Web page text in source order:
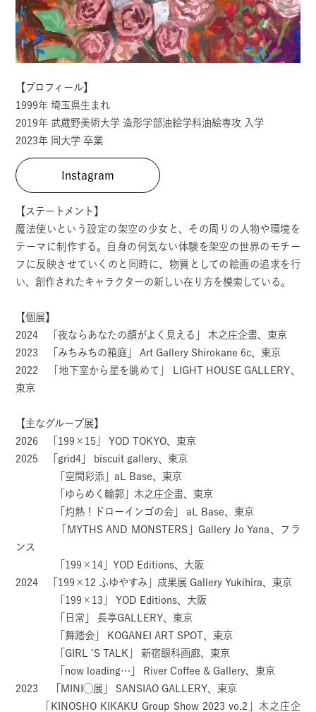
【プロフィール】
1999年 埼玉県生まれ
2019年 武蔵野美術大学 造形学部油絵学科油絵専攻 入学
2023年 同大学 卒業
Instagram
【ステートメント】
魔法使いという設定の架空の少女と、その周りの人物や環境を
テーマに制作する。自身の何気ない体験を架空の世界のモチー
フに反映させていくのと同時に、物質としての絵画の追求を行
い、創作されたキャラクターの新しい在り方を模索している。
【個展】
2024 「夜ならあなたの顔がよく見える」 木之庄企畫、東京
2023 「みちみちの箱庭」 Art Gallery Shirokane 6c、東京
2022 「地下室から星を眺めて」 LIGHT HOUSE GALLERY、
東京
【主なグループ展】
2026 「199×15」 YOD TOKYO、東京
2025 「grid4」 biscuit gallery、東京
「空間彩添」aL Base、東京
「ゆらめく輪郭」木之庄企畫、東京
「灼熱！ドローインゴの会」 aL Base、東京
「MYTHS AND MONSTERS」Gallery Jo Yana、フラ
ンス
「199×14」YOD Editions、大阪
2024 「199×12 ふゆやすみ」成果展 Gallery Yukihira、東京
「199×13」 YOD Editions、大阪
「日常」 長亭GALLERY、東京
「舞踏会」 KOGANEI ART SPOT、東京
「GIRL ’S TALK」 新宿眼科画廊、東京
「now loading…」 River Coffee & Gallery、東京
2023 「MINI◯展」 SANSIAO GALLERY、東京
「KINOSHO KIKAKU Group Show 2023 vo.2」木之庄企